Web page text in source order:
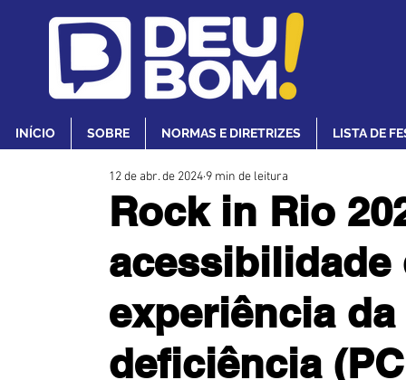
INÍCIO SOBRE NORMAS E DIRETRIZES LISTA DE
Rock in Rio
acessibilidade
experiência
deficiência
12 de abr. de 2024 9 min de leitura